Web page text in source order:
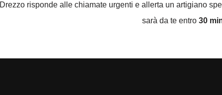
Drezzo risponde alle chiamate urgenti e allerta un artigiano
sarà da te entro 30